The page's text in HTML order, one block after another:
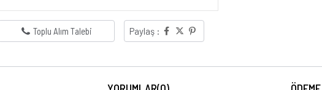
Toplu Alım Talebi Paylaş :